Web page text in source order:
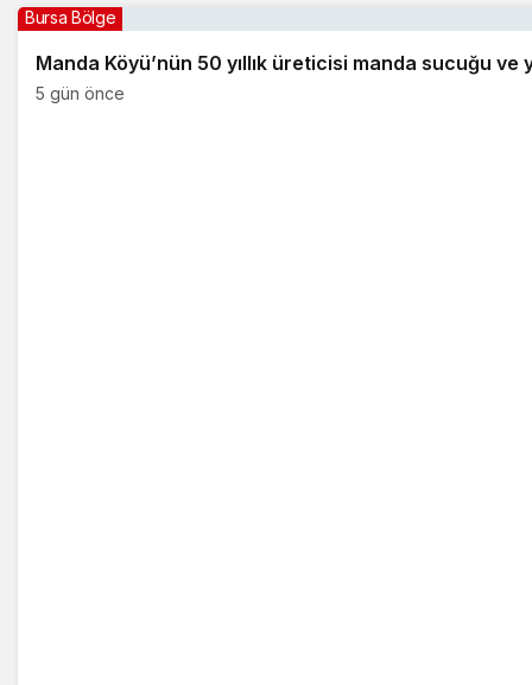
Manda Köyü’nün 50 yıllık üreticisi manda sucuğu
Bursa Bölge
5 gün önce